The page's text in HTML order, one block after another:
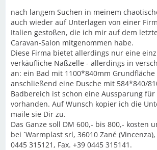
nach langem Suchen in meinem
auch wieder auf Unterlagen von einer
Italien gestoßen, die ich mir auf dem
Caravan-Salon mitgenommen habe.
Diese Firma bietet allerdings nur eine
verkäufliche Naßzelle - allerdings in
an: ein Bad mit 1100*840mm
anschließend eine Dusche mit 584*840/
Badbereich ist schon eine Aussparung für
vorhanden. Auf Wunsch kopier ich die
maile sie Dir zu.
Das Ganze soll DM 600,- bis 800,- kosten
bei ´Warmplast srl, 36010 Zané
0445 315121, Fax. +39 0445 315141.